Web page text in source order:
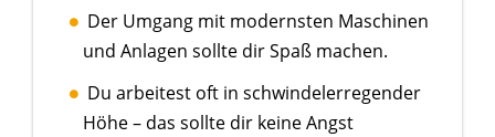
Der Umgang mit modernsten Maschinen
und Anlagen sollte dir Spaß machen.
Du arbeitest oft in schwindelerregender
Höhe – das sollte dir keine Angst